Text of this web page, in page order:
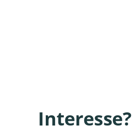
Interesse?